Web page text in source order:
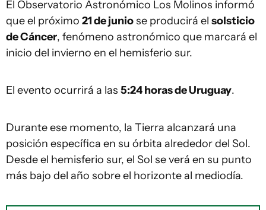
El Observatorio Astronómico Los Molinos informó
que el próximo 21 de juniose producirá el solsticio
de Cáncer, fenómeno astronómico que marcará el
inicio del invierno en el hemisferio sur.
El evento ocurrirá a las 5:24 horas de Uruguay.
Durante ese momento, la Tierra alcanzará una
posición específica en su órbita alrededor del Sol.
Desde el hemisferio sur, el Sol se verá en su punto
más bajo del año sobre el horizonte al mediodía.